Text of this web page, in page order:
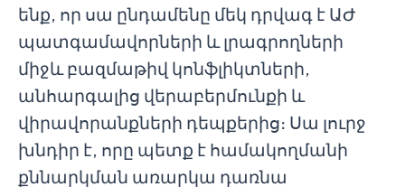
ենք, որ սա ընդամենը մեկ դրվագ է ԱԺ
պատգամավորների և լրագրողների
միջև բազմաթիվ կոնֆլիկտների,
անհարգալից վերաբերմունքի և
վիրավորանքների դեպքերից։ Սա լուրջ
խնդիր է, որը պետք է համակողմանի
քննարկման առարկա դառնա